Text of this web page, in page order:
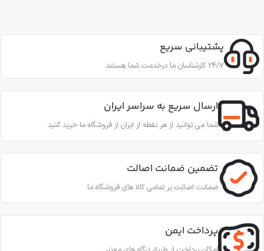
پشتیبانی سریع
24/7 کارشناسان ما درخدمت شما هستند
ارسال سریع به سراسر ایران
شما می توانید از هر نقطه از ایران از فروشگاه ما خرید کنید
تضمین ضمانت اصالت
ضمانت اصالت بر تمامی کالا های فروشگاه ما
پرداخت ایمن